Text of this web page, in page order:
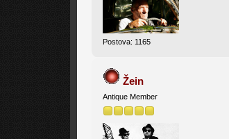
Postova: 1165
Žein
Antique Member